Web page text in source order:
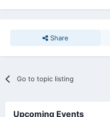
Share
Go to topic listing
Upcoming Events